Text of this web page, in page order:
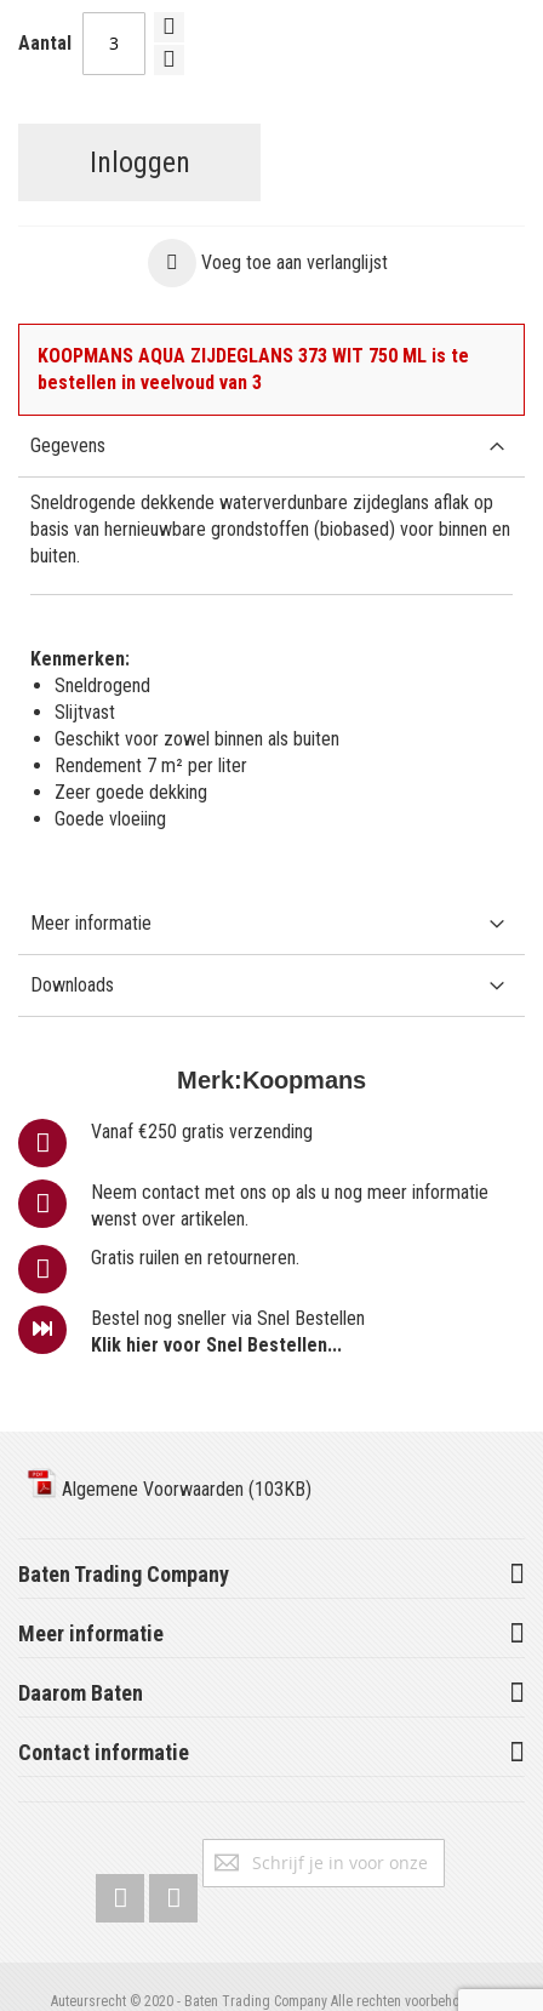
Aantal
Inloggen
Voeg toe aan verlanglijst
KOOPMANS AQUA ZIJDEGLANS 373 WIT 750 ML is te
bestellen in veelvoud van 3
Merk:Koopmans
Vanaf €250 gratis verzending
Neem contact met ons op als u nog meer informatie
wenst over artikelen.
Gratis ruilen en retourneren.
Bestel nog sneller via Snel Bestellen
Klik hier voor Snel Bestellen...
Gegevens
Sneldrogende dekkende waterverdunbare zijdeglans aflak op
basis van hernieuwbare grondstoffen (biobased) voor binnen en
buiten.
Kenmerken:
Sneldrogend
Slijtvast
Geschikt voor zowel binnen als buiten
Rendement 7 m² per liter
Zeer goede dekking
Goede vloeiing
Meer informatie
Downloads
Algemene Voorwaarden (103KB)
Baten Trading Company
Meer informatie
Daarom Baten
Contact informatie
Abonneer
Auteursrecht © 2020 - Baten Trading Company Alle rechten voorbehouden.